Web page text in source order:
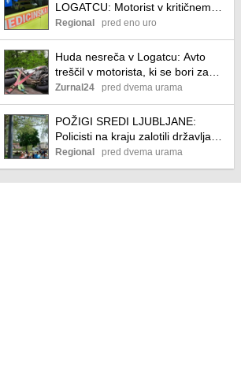
LOGATCU: Motorist v kritičnem
stanju
Regional pred eno uro
Huda nesreča v Logatcu: Avto
treščil v motorista, ki se bori za
življenje
Zurnal24 pred dvema urama
POŽIGI SREDI LJUBLJANE:
Policisti na kraju zalotili državljana
Nigerije
Regional pred dvema urama